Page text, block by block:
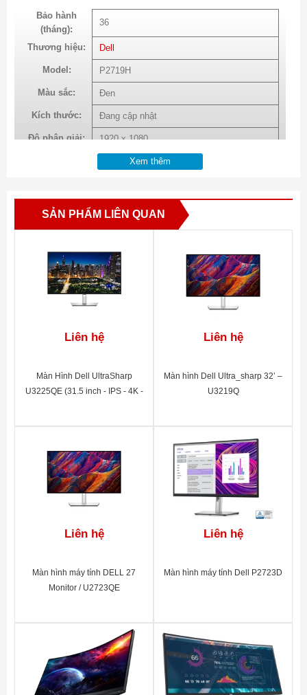
Bảo hành
(tháng):
36
Thương hiệu: Dell
Model: P2719H
Màu sắc: Đen
Kích thước: Đang cập nhật
Độ phân giải: 1920 x 1080
Tần số quét: 60 Hz
Độ tương phản: 1,000:1
Độ sáng: 300 cd/m2
Góc nhìn:
178° (H) / 178° (V)
Thời gian phản
Cổng kết nối:
USB
Xem thêm
SẢN PHẨM LIÊN QUAN
Liên hệ
Màn Hình Dell UltraSharp
U3225QE (31.5 inch - IPS - 4K -
Liên hệ
Màn hình Dell Ultra_sharp 32’ –
U3219Q
Liên hệ
Màn hình máy tính DELL 27
Monitor / U2723QE
Liên hệ
Màn hình máy tính Dell P2723D